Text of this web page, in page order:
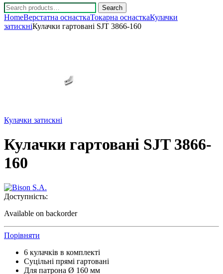
Search
for:
Search
HomeВерстатна оснасткаТокарна оснасткаКулачки
затискніКулачки гартовані SJT 3866-160
Кулачки затискні
Кулачки гартовані SJT 3866-
160
Доступність:
Available on backorder
Порівняти
6 кулачків в комплекті
Суцільні прямі гартовані
Для патрона Ø 160 мм